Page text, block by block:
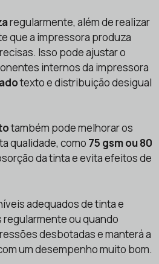
regularmente, além de realizar
que a impressora produza
Isso pode ajustar o
internos da impressora
texto e distribuição desigual
também pode melhorar os
qualidade, como 75 gsm ou 80
da tinta e evita efeitos de
adequados de tinta e
ou quando
desbotadas e manterá a
um desempenho muito bom.